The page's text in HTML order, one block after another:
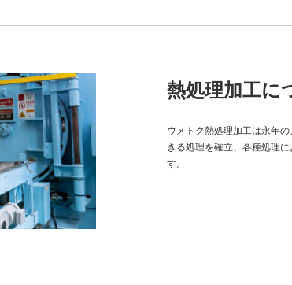
熱処理加工に
ウメトク熱処理加工は永年
きる処理を確立、各種処理
す。